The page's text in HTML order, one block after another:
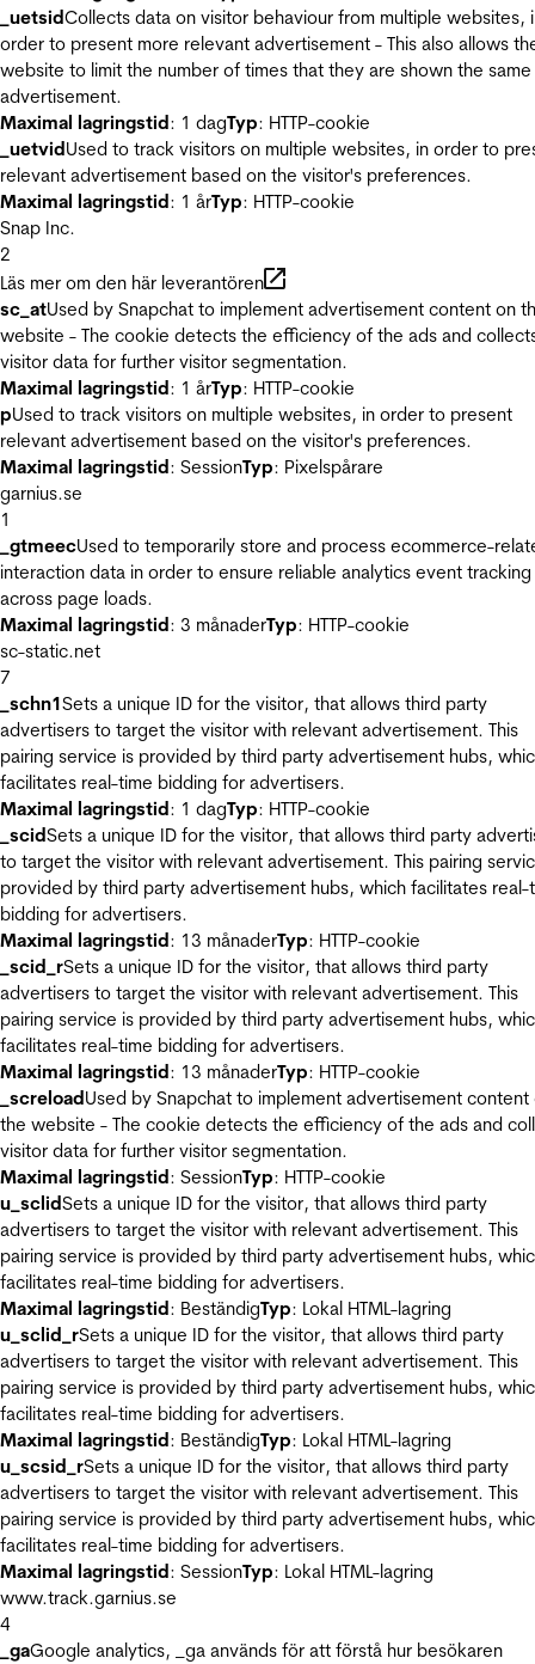
_uetsidCollects data on visitor behaviour from multiple websites,
order to present more relevant advertisement - This also allows
website to limit the number of times that they are shown the same
advertisement.
Maximal lagringstid: 1 dagTyp: HTTP-cookie
_uetvidUsed to track visitors on multiple websites, in order to
relevant advertisement based on the visitor's preferences.
Maximal lagringstid: 1 årTyp: HTTP-cookie
Snap Inc.
2
Läs mer om den här leverantören
sc_atUsed by Snapchat to implement advertisement content on
website - The cookie detects the efficiency of the ads and
visitor data for further visitor segmentation.
Maximal lagringstid: 1 årTyp: HTTP-cookie
pUsed to track visitors on multiple websites, in order to present
relevant advertisement based on the visitor's preferences.
Maximal lagringstid: SessionTyp: Pixelspårare
garnius.se
1
_gtmeecUsed to temporarily store and process ecommerce-
interaction data in order to ensure reliable analytics event tracking
across page loads.
Maximal lagringstid: 3 månaderTyp: HTTP-cookie
sc-static.net
7
_schn1Sets a unique ID for the visitor, that allows third party
advertisers to target the visitor with relevant advertisement. This
pairing service is provided by third party advertisement hubs,
facilitates real-time bidding for advertisers.
Maximal lagringstid: 1 dagTyp: HTTP-cookie
_scidSets a unique ID for the visitor, that allows third party
to target the visitor with relevant advertisement. This pairing
provided by third party advertisement hubs, which facilitates real-
bidding for advertisers.
Maximal lagringstid: 13 månaderTyp: HTTP-cookie
_scid_rSets a unique ID for the visitor, that allows third party
advertisers to target the visitor with relevant advertisement. This
pairing service is provided by third party advertisement hubs,
facilitates real-time bidding for advertisers.
Maximal lagringstid: 13 månaderTyp: HTTP-cookie
_screloadUsed by Snapchat to implement advertisement content
the website - The cookie detects the efficiency of the ads and
visitor data for further visitor segmentation.
Maximal lagringstid: SessionTyp: HTTP-cookie
u_sclidSets a unique ID for the visitor, that allows third party
advertisers to target the visitor with relevant advertisement. This
pairing service is provided by third party advertisement hubs,
facilitates real-time bidding for advertisers.
Maximal lagringstid: BeständigTyp: Lokal HTML-lagring
u_sclid_rSets a unique ID for the visitor, that allows third party
advertisers to target the visitor with relevant advertisement. This
pairing service is provided by third party advertisement hubs,
facilitates real-time bidding for advertisers.
Maximal lagringstid: BeständigTyp: Lokal HTML-lagring
u_scsid_rSets a unique ID for the visitor, that allows third party
advertisers to target the visitor with relevant advertisement. This
pairing service is provided by third party advertisement hubs,
facilitates real-time bidding for advertisers.
Maximal lagringstid: SessionTyp: Lokal HTML-lagring
www.track.garnius.se
4
_gaGoogle analytics, _ga används för att förstå hur besökaren